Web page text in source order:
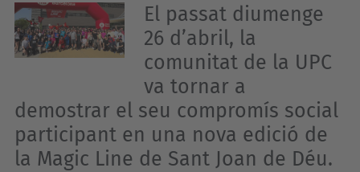
El passat diumenge
26 d’abril, la
comunitat de la UPC
va tornar a
demostrar el seu compromís social
participant en una nova edició de
la Magic Line de Sant Joan de Déu.